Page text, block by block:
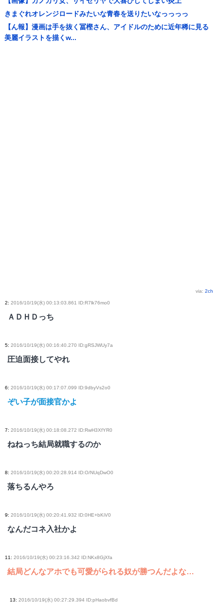
きまぐれオレンジロードみたいな青春を送りたいなっっっっ
【ん報】漫画は手を抜く冨樫さん、アイドルのために近年稀に見る
美麗イラストを描くw...
via: 2ch
2: 2016/10/19(水) 00:13:03.861 ID:R7lk76mo0
ＡＤＨＤっち
5: 2016/10/19(水) 00:16:40.270 ID:gRSJWUy7a
圧迫面接してやれ
6: 2016/10/19(水) 00:17:07.099 ID:9dbyVs2o0
ぞい子が面接官かよ
7: 2016/10/19(水) 00:18:08.272 ID:RwH3XfYR0
ねねっち結局就職するのか
8: 2016/10/19(水) 00:20:28.914 ID:O/NUqDwO0
落ちるんやろ
9: 2016/10/19(水) 00:20:41.932 ID:0HE+bKiV0
なんだコネ入社かよ
11: 2016/10/19(水) 00:23:16.342 ID:NKx8GjXfa
結局どんなアホでも可愛がられる奴が勝つんだよな…
13: 2016/10/19(水) 00:27:29.394 ID:pHaobvfBd